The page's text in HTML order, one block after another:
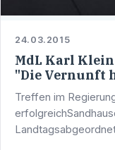
24.03.2015
MdL Karl Klein
"Die Vernunft
Treffen im